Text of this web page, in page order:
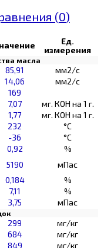
(0)
Ед.
измерения
масла
85,91
мм2/с
14,06
мм2/с
169
7,07
мг. КОН на 1 г.
1,77
мг. КОН на 1 г.
232
°C
-36
°C
0,92
%
5190
мПас
0,184
%
7,11
%
3,75 мПас
299
мг/кг
684
мг/кг
849
мг/кг